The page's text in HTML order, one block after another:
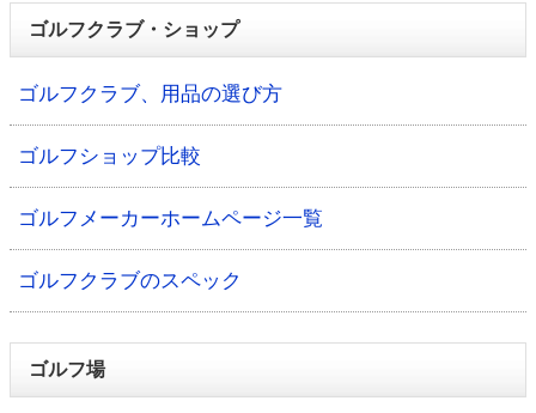
ゴルフクラブ・ショップ
ゴルフクラブ、用品の選び方
ゴルフショップ比較
ゴルフメーカーホームページ一覧
ゴルフクラブのスペック
ゴルフ場